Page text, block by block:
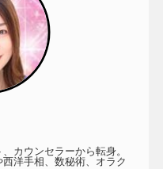
カウンセラーから転身。
洋手相、数秘術、オラク